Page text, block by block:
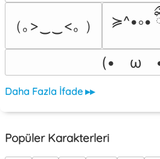
（｡>‿‿<｡ ）
(•　ω　
Daha Fazla İfade ▸▸
Popüler Karakterleri